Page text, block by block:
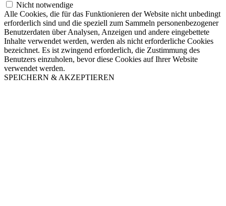
Nicht notwendige
Alle Cookies, die für das Funktionieren der Website nicht unbedingt
erforderlich sind und die speziell zum Sammeln personenbezogener
Benutzerdaten über Analysen, Anzeigen und andere eingebettete
Inhalte verwendet werden, werden als nicht erforderliche Cookies
bezeichnet. Es ist zwingend erforderlich, die Zustimmung des
Benutzers einzuholen, bevor diese Cookies auf Ihrer Website
verwendet werden.
SPEICHERN & AKZEPTIEREN